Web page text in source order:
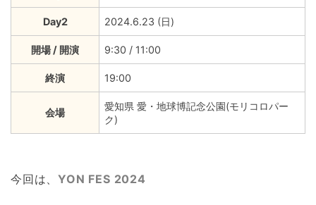
Day2 2024.6.23 (日)
開場 / 開演 9:30 / 11:00
終演 19:00
会場
愛知県 愛・地球博記念公園(モリコロパー
ク)
今回は、YON FES 2024